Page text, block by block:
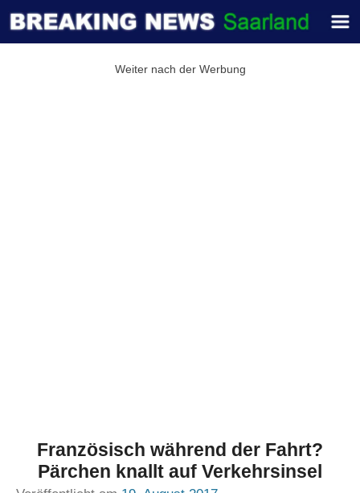
Weiter nach der Werbung
Französisch während der Fahrt?
Pärchen knallt auf Verkehrsinsel